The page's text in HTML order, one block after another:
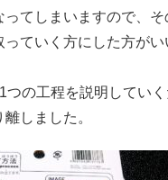
ってしまいますので、
っていく方にした方が
つの工程を説明してい
しました。